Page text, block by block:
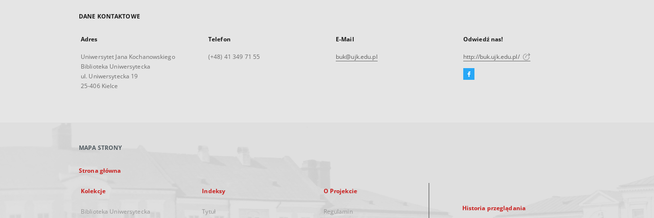
DANE KONTAKTOWE
Adres
Uniwersytet Jana Kochanowskiego
Biblioteka Uniwersytecka
ul. Uniwersytecka 19
25-406 Kielce
Telefon
(+48) 41 349 71 55
E-Mail
buk@ujk.edu.pl
Odwiedź nas!
http://buk.ujk.edu.pl/
Facebook
MAPA STRONY
Strona główna
Kolekcje
Biblioteka Uniwersytecka
Indeksy
Tytuł
O Projekcie
Regulamin Historia przeglądania